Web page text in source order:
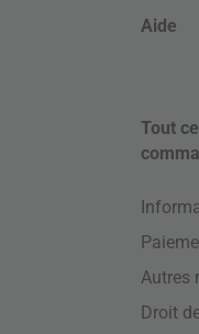
Aide
Tout
Autres
Droit